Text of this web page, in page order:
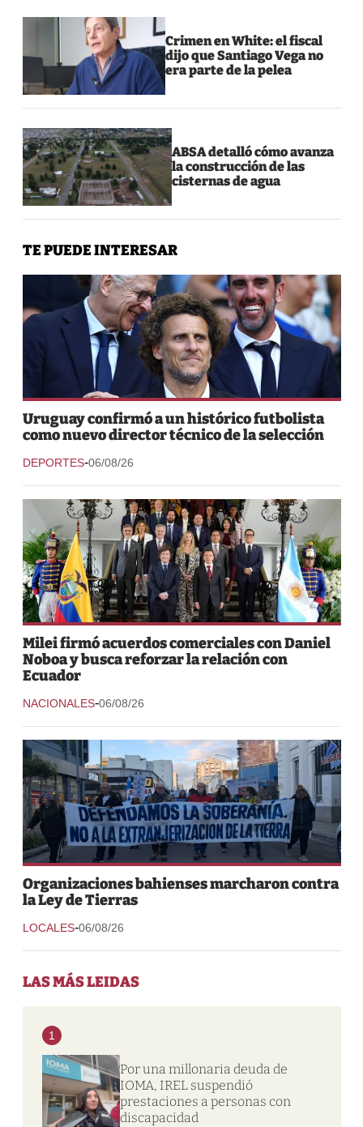
Crimen en White: el fiscal
dijo que Santiago Vega no
era parte de la pelea
ABSA detalló cómo avanza
la construcción de las
cisternas de agua
TE PUEDE INTERESAR
Uruguay confirmó a un histórico futbolista
como nuevo director técnico de la selección
DEPORTES-06/08/26
Milei firmó acuerdos comerciales con Daniel
Noboa y busca reforzar la relación con
Ecuador
NACIONALES-06/08/26
Organizaciones bahienses marcharon contra
la Ley de Tierras
LOCALES-06/08/26
LAS MÁS LEIDAS
1
Por una millonaria deuda de
IOMA, IREL suspendió
prestaciones a personas con
discapacidad